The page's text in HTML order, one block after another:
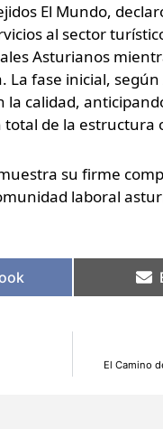
El Mundo,
al sector
Asturianos
La fase inicial,
calidad,
total de la estructura
su firme
laboral
El Camino